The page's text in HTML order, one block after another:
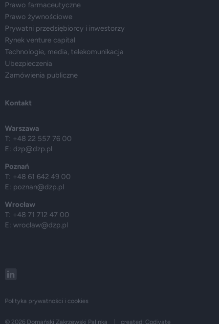
Prawo farmaceutyczne
Prawo żywnościowe
Prywatni przedsiębiorcy i inwestorzy
Rynek venture capital
Technologie, media, telekomunikacja
Ubezpieczenia
Zamówienia publiczne
Kontakt
Warszawa
T: +48 22 557 76 00
E: dzp@dzp.pl
Poznań
T: +48 61 642 49 00
E: poznan@dzp.pl
Wrocław
T: +48 71 712 47 00
E: wroclaw@dzp.pl
Polityka prywatności i cookies
© 2026 Domański Zakrzewski Palinka | created: Codivate